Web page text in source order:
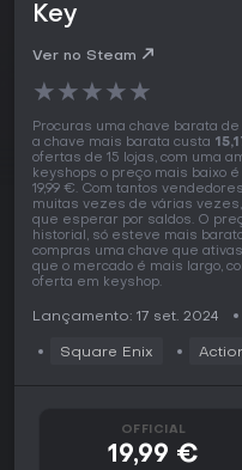
Key
Ver no Steam
★★★★★
Procuras uma chave barata de
a chave mais barata custa
ofertas de 15 lojas, com uma
keyshops o preço mais baixo é
19,99 €. Com tantos
muitas vezes de várias
que esperar por saldos. O
historial, só esteve mais
compras uma chave que
que o mercado é mais largo,
oferta em keyshop.
Lançamento: 17 set. 2024
Square Enix
OFFICIAL
19,99 €